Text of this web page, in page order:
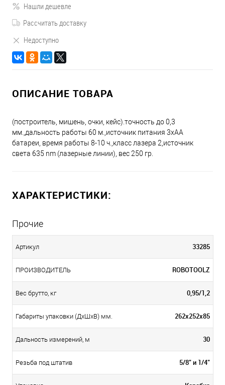
Нашли дешевле
Рассчитать доставку
Недоступно
ОПИСАНИЕ ТОВАРА
(построитель, мишень, очки, кейс).точность до 0,3
мм.,дальность работы 60 м.,источник питания 3хАА
батареи, время работы 8-10 ч.,класс лазера 2,источник
света 635 nm (лазерные линии), вес 250 гр.
ХАРАКТЕРИСТИКИ:
Прочие
Артикул 33285
ПРОИЗВОДИТЕЛЬ ROBOTOOLZ
Вес брутто, кг 0,95/1,2
Габариты упаковки (ДхШхВ) мм. 262х252х85
Дальность измерений, м 30
Резьба под штатив 5/8" и 1/4"